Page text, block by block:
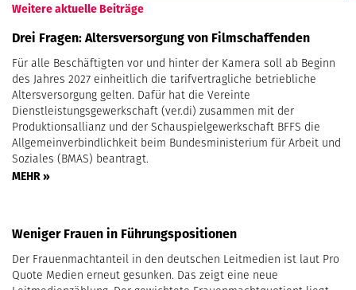
Weitere aktuelle Beiträge
Drei Fragen: Altersversorgung von Filmschaffenden
Für alle Beschäftigten vor und hinter der Kamera soll ab Beginn
des Jahres 2027 einheitlich die tarifvertragliche betriebliche
Altersversorgung gelten. Dafür hat die Vereinte
Dienstleistungsgewerkschaft (ver.di) zusammen mit der
Produktionsallianz und der Schauspielgewerkschaft BFFS die
Allgemeinverbindlichkeit beim Bundesministerium für Arbeit und
Soziales (BMAS) beantragt.
MEHR »
Weniger Frauen in Führungspositionen
Der Frauenmachtanteil in den deutschen Leitmedien ist laut Pro
Quote Medien erneut gesunken. Das zeigt eine neue